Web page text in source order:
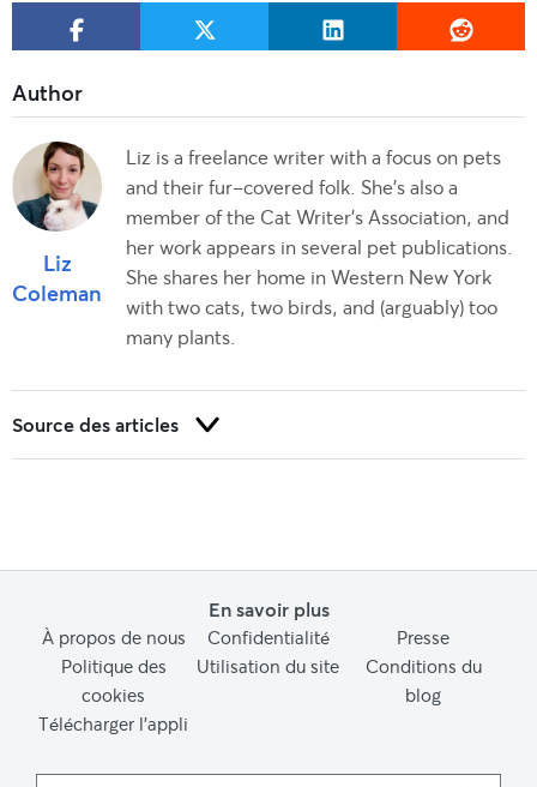
Liz
Coleman
Liz is a freelance writer with a focus on pets
and their fur-covered folk. She’s also a
member of the Cat Writer’s Association, and
her work appears in several pet publications.
She shares her home in Western New York
with two cats, two birds, and (arguably) too
many plants.
Source des articles
Bedford, E. (10 mars 2020).Dog and cat pet population worldwide
2018. Statista.
Bedford, E. (27 septembre 2022).
Cat population in the EU 2021,
by country. Statista.
En savoir plus
À propos de nous Confidentialité
Presse
Politique des
cookies
Utilisation du site
Conditions du
blog
Télécharger l’appli